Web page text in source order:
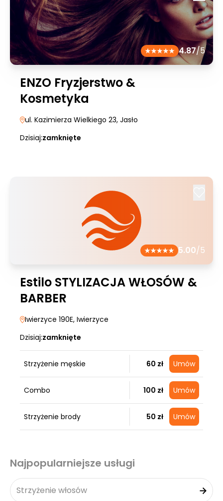
4.87/5
ENZO Fryzjerstwo &
Kosmetyka
ul. Kazimierza Wielkiego 23, Jasło
Dzisiaj:zamknięte
5.00/5
Estilo STYLIZACJA WŁOSÓW &
BARBER
Iwierzyce 190E, Iwierzyce
Dzisiaj:zamknięte
Strzyżenie męskie 60 zł Umów
Combo 100 zł Umów
Strzyżenie brody 50 zł Umów
Najpopularniejsze usługi
Strzyżenie włosów